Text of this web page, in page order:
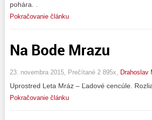
pohára. .
Pokračovanie článku
Na Bode Mrazu
23. novembra 2015, Prečítané 2 895x, Drahoslav
Uprostred Leta Mráz – Ľadové cencúle.
Pokračovanie článku